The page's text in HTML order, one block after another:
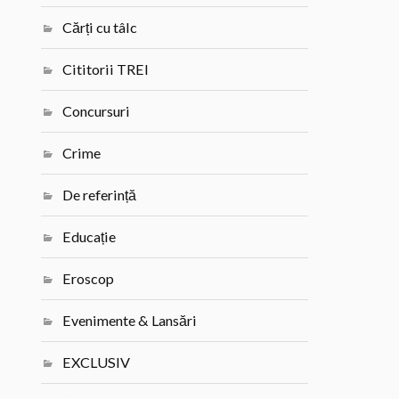
Cărți cu tâlc
Cititorii TREI
Concursuri
Crime
De referință
Educație
Eroscop
Evenimente & Lansări
EXCLUSIV